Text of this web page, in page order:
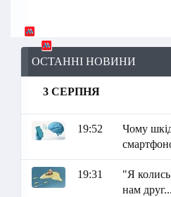
ОСТАННІ НОВИНИ
3 СЕРПНЯ
19:52
Чому
19:31
"Я колись
нам